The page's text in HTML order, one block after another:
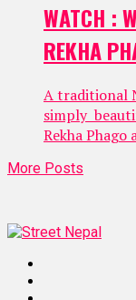
WATCH :
REKHA
A traditional
simply
Rekha
More Posts